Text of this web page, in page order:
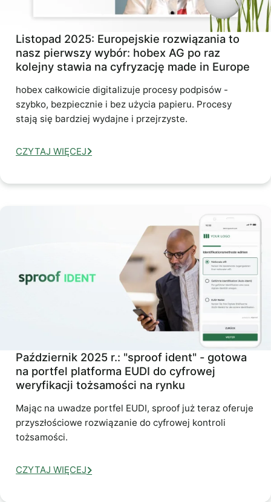
Listopad 2025: Europejskie rozwiązania to
nasz pierwszy wybór: hobex AG po raz
kolejny stawia na cyfryzację made in Europe
hobex całkowicie digitalizuje procesy podpisów -
szybko, bezpiecznie i bez użycia papieru. Procesy
stają się bardziej wydajne i przejrzyste.
CZYTAJ WIĘCEJ
Październik 2025 r.: "sproof ident" - gotowa
na portfel platforma EUDI do cyfrowej
weryfikacji tożsamości na rynku
Mając na uwadze portfel EUDI, sproof już teraz oferuje
przyszłościowe rozwiązanie do cyfrowej kontroli
tożsamości.
CZYTAJ WIĘCEJ